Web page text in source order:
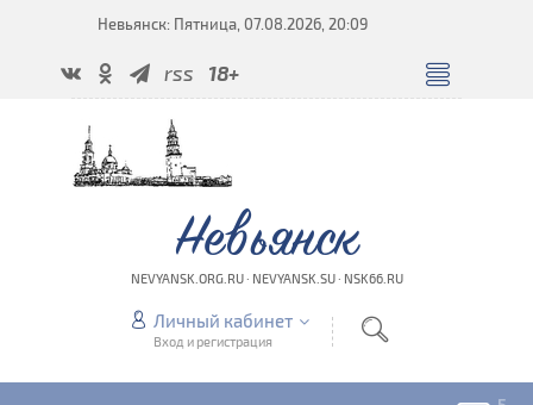
Невьянск: Пятница, 07.08.2026, 20:09
rss 18+
Невьянск
NEVYANSK.ORG.RU · NEVYANSK.SU · NSK66.RU
Личный кабинет
Вход и регистрация